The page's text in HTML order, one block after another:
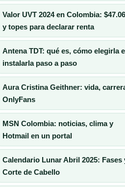
Valor UVT 2024 en Colombia:
y topes para declarar renta
Antena TDT: qué es, cómo elegirla e
instalarla paso a paso
Aura Cristina Geithner: vida,
OnlyFans
MSN Colombia: noticias, clima y
Hotmail en un portal
Calendario Lunar Abril 2025: Fases
Corte de Cabello